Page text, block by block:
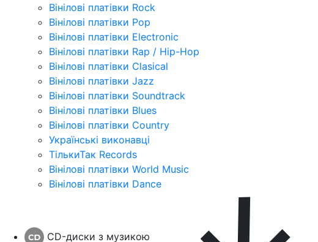
Вінілові платівки Rock
Вінілові платівки Pop
Вінілові платівки Electronic
Вінілові платівки Rap / Hip-Hop
Вінілові платівки Clasical
Вінілові платівки Jazz
Вінілові платівки Soundtrack
Вінілові платівки Blues
Вінілові платівки Country
Українські виконавці
ТількиТак Records
Вінілові платівки World Music
Вінілові платівки Dance
CD-диски з музикою